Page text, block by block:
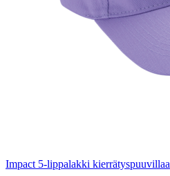
Impact 5-lippalakki kierrätyspuuvillaa